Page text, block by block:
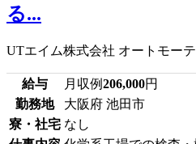
る...
UTエイム株式会社 オートモー
給与 月収例206,000円
勤務地
大阪府 池田市
寮・社宅 なし